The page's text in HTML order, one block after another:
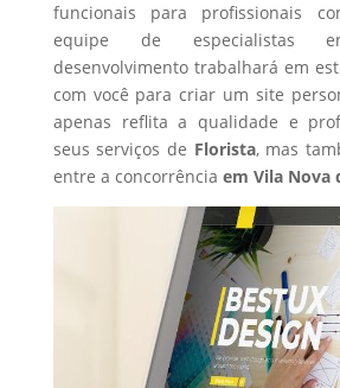
funcionais para profissionais
equipe de especialistas
desenvolvimento trabalhará em
com você para criar um site
apenas reflita a qualidade e
seus serviços de Florista, mas
entre a concorrência em Vila Nova